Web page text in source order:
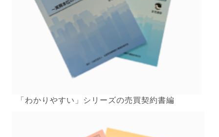
「わかりやすい」シリーズの売買契約書編